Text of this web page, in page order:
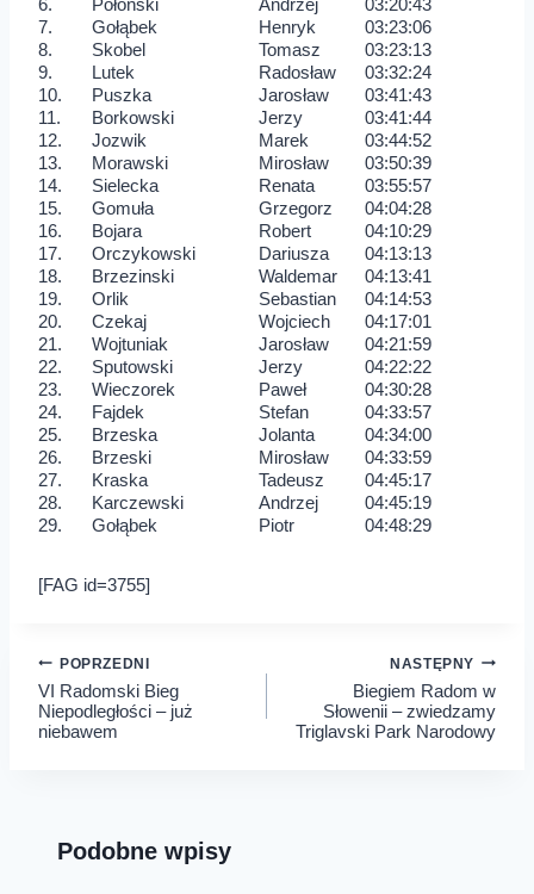
7.
Gołąbek Henryk
03:23:06
8.
Skobel Tomasz
03:23:13
9.
Lutek Radosław
03:32:24
10.
Puszka Jarosław
03:41:43
11.
Borkowski Jerzy
03:41:44
12.
Jozwik Marek
03:44:52
13.
Morawski Mirosław
03:50:39
14.
Sielecka Renata
03:55:57
15.
Gomuła Grzegorz
04:04:28
16.
Bojara Robert
04:10:29
17.
Orczykowski Dariusza
04:13:13
18.
Brzezinski Waldemar
04:13:41
19.
Orlik Sebastian
04:14:53
20.
Czekaj Wojciech
04:17:01
21.
Wojtuniak Jarosław
04:21:59
22.
Sputowski Jerzy
04:22:22
23.
Wieczorek Paweł
04:30:28
24.
Fajdek Stefan
04:33:57
25.
Brzeska Jolanta
04:34:00
26.
Brzeski Mirosław
04:33:59
27.
Kraska Tadeusz
04:45:17
28.
Karczewski Andrzej
04:45:19
29.
Gołąbek Piotr 04:48:29
[FAG id=3755]
Nawigacja
wpisu
POPRZEDNI
VI Radomski Bieg
Niepodległości – już
niebawem
NASTĘPNY
Biegiem Radom w
Słowenii – zwiedzamy
Triglavski Park Narodowy
Podobne wpisy